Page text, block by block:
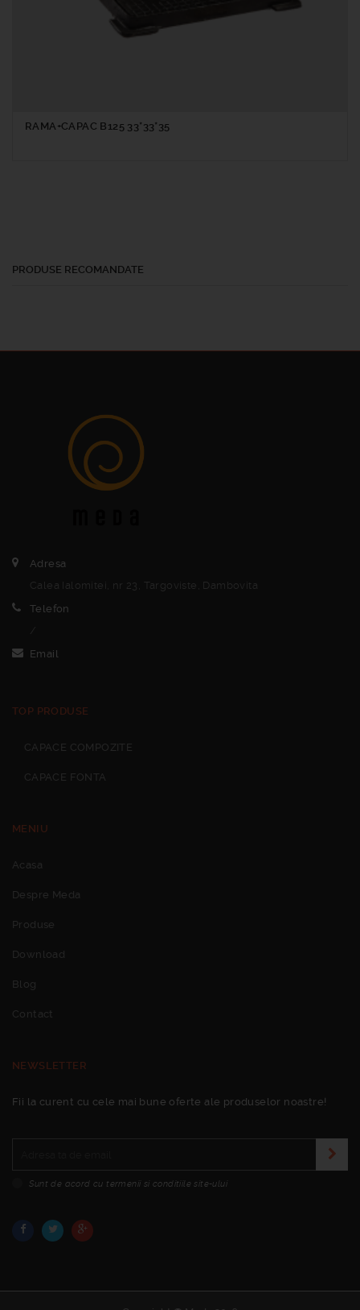
RAMA+CAPAC B125 33*33*35
PRODUSE RECOMANDATE
Adresa
Calea Ialomitei, nr 23, Targoviste, Dambovita
Telefon
Email
TOP PRODUSE
CAPACE COMPOZITE
CAPACE FONTA
MENIU
Acasa
Despre Meda
Produse
Download
Blog
Contact
NEWSLETTER
Fii la curent cu cele mai bune oferte ale produselor noastre!
Sunt de acord cu termenii si conditiile site-ului